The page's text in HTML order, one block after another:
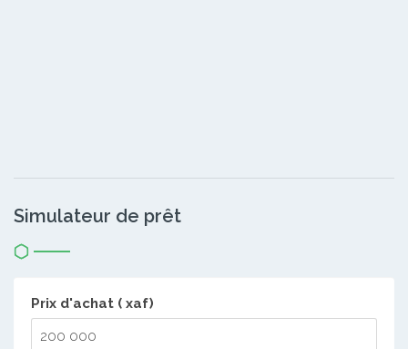
Simulateur de prêt
Prix d'achat ( xaf)